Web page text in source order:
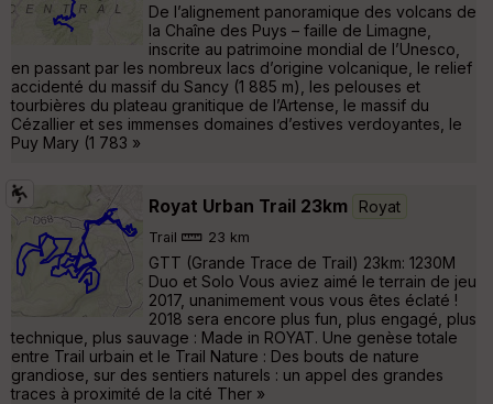
De l’alignement panoramique des volcans de
la Chaîne des Puys – faille de Limagne,
inscrite au patrimoine mondial de l’Unesco,
en passant par les nombreux lacs d’origine volcanique, le relief
accidenté du massif du Sancy (1 885 m), les pelouses et
tourbières du plateau granitique de l’Artense, le massif du
Cézallier et ses immenses domaines d’estives verdoyantes, le
Puy Mary (1 783 »
Royat Urban Trail 23km Royat
Trail 23 km
GTT (Grande Trace de Trail) 23km: 1230M
Duo et Solo Vous aviez aimé le terrain de jeu
2017, unanimement vous vous êtes éclaté !
2018 sera encore plus fun, plus engagé, plus
technique, plus sauvage : Made in ROYAT. Une genèse totale
entre Trail urbain et le Trail Nature : Des bouts de nature
grandiose, sur des sentiers naturels : un appel des grandes
traces à proximité de la cité Ther »